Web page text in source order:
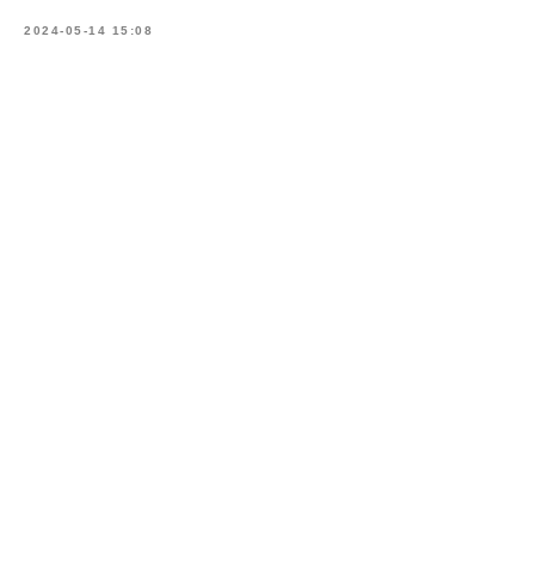
2024-05-14 15:08